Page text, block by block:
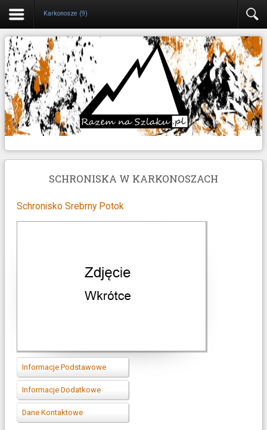
Karkonosze (9)
SCHRONISKA W KARKONOSZACH
Schronisko Srebrny Potok
Informacje Podstawowe
Ilość miejsc
Zakres cen
(zł)
od 10
Gastronomia
Informacje Dodatkowe
Koordynaty GPS
Zniżki PTTK
Dane Kontaktowe